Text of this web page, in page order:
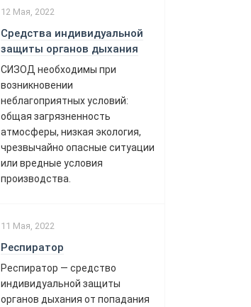
12 Мая, 2022
Средства индивидуальной
защиты органов дыхания
СИЗОД необходимы при
возникновении
неблагоприятных условий:
общая загрязненность
атмосферы, низкая экология,
чрезвычайно опасные ситуации
или вредные условия
производства.
11 Мая, 2022
Респиратор
Респиратор — средство
индивидуальной защиты
органов дыхания от попадания